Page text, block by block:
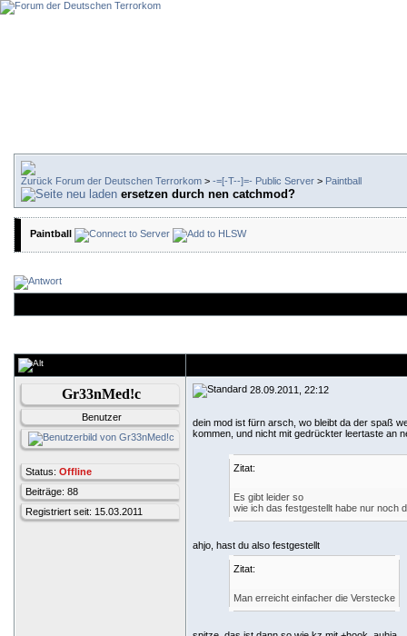
Forum der Deutschen Terrorkom > -=[-T--]=- Public Server > Paintball
ersetzen durch nen catchmod?
Paintball
Gr33nMed!c
Benutzer
Status: Offline
Beiträge: 88
Registriert seit: 15.03.2011
28.09.2011, 22:12
dein mod ist fürn arsch, wo bleibt da der spaß
kommen, und nicht mit gedrückter leertaste an
Zitat:
Es gibt leider so
wie ich das festgestellt habe nur noch
ahjo, hast du also festgestellt
Zitat:
Man erreicht einfacher die Verstecke